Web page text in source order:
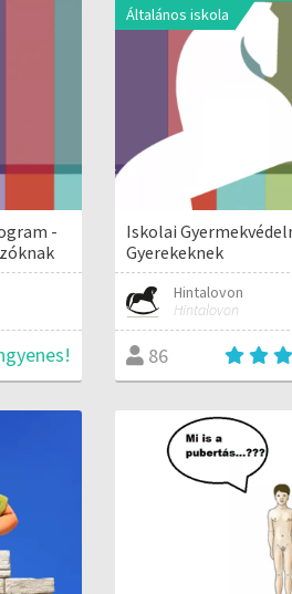
-
Általános iskola
Iskolai
Gyerekeknek
Hintalovon
Hintalovon
86